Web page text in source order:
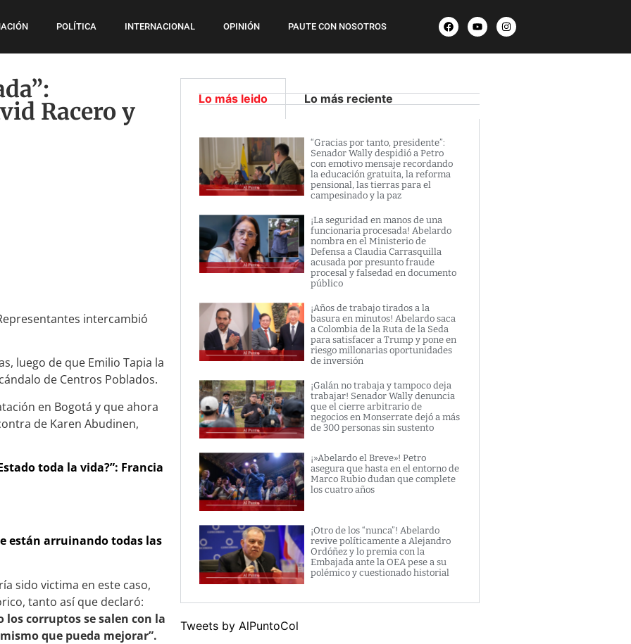
POLÍTICA INTERNACIONAL OPINIÓN PAUTE CON NOSOTROS
Racero y
intercambió
luego de que Emilio Tapia la
de Centros Poblados.
en Bogotá y que ahora
de Karen Abudinen,
toda la vida?”: Francia
están arruinando todas las
sido victima en este caso,
tanto así que declaró:
los corruptos se salen con la
que pueda mejorar”.
Lo más leido Lo más reciente
“Gracias por tanto, presidente”:
Senador Wally despidió a Petro
con emotivo mensaje recordando
la educación gratuita, la reforma
pensional, las tierras para el
campesinado y la paz
¡La seguridad en manos de una
funcionaria procesada! Abelardo
nombra en el Ministerio de
Defensa a Claudia Carrasquilla
acusada por presunto fraude
procesal y falsedad en documento
público
¡Años de trabajo tirados a la
basura en minutos! Abelardo saca
a Colombia de la Ruta de la Seda
para satisfacer a Trump y pone en
riesgo millonarias oportunidades
de inversión
¡Galán no trabaja y tampoco deja
trabajar! Senador Wally denuncia
que el cierre arbitrario de
negocios en Monserrate dejó a más
de 300 personas sin sustento
¡»Abelardo el Breve»! Petro
asegura que hasta en el entorno de
Marco Rubio dudan que complete
los cuatro años
¡Otro de los “nunca”! Abelardo
revive políticamente a Alejandro
Ordóñez y lo premia con la
Embajada ante la OEA pese a su
polémico y cuestionado historial
Tweets by AlPuntoCol